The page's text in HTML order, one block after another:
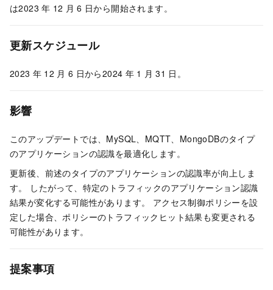
は2023 年 12 月 6 日から開始されます。
更新スケジュール
2023 年 12 月 6 日から2024 年 1 月 31 日。
影響
このアップデートでは、MySQL、MQTT、MongoDBのタイプ
のアプリケーションの認識を最適化します。
更新後、前述のタイプのアプリケーションの認識率が向上しま
す。 したがって、特定のトラフィックのアプリケーション認識
結果が変化する可能性があります。 アクセス制御ポリシーを設
定した場合、ポリシーのトラフィックヒット結果も変更される
可能性があります。
提案事項